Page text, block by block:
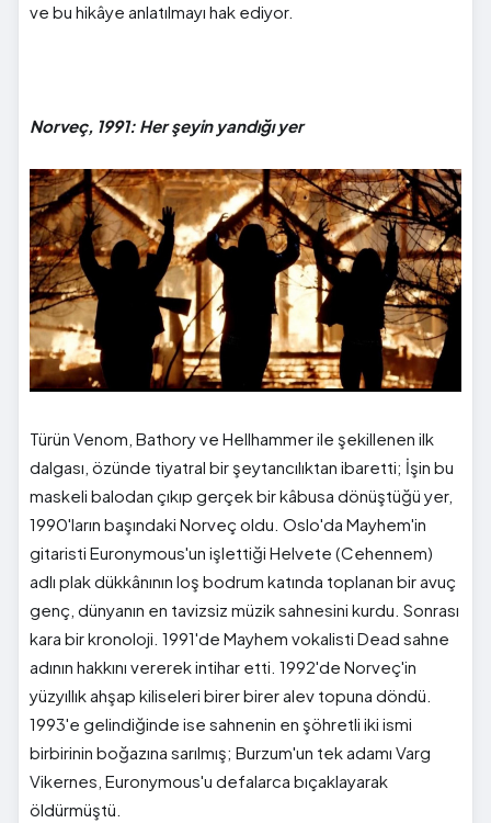
ve bu hikâye anlatılmayı hak ediyor.
Norveç, 1991: Her şeyin yandığı yer
Türün Venom, Bathory ve Hellhammer ile şekillenen ilk
dalgası, özünde tiyatral bir şeytancılıktan ibaretti; İşin bu
maskeli balodan çıkıp gerçek bir kâbusa dönüştüğü yer,
1990'ların başındaki Norveç oldu. Oslo'da Mayhem'in
gitaristi Euronymous'un işlettiği Helvete (Cehennem)
adlı plak dükkânının loş bodrum katında toplanan bir avuç
genç, dünyanın en tavizsiz müzik sahnesini kurdu. Sonrası
kara bir kronoloji. 1991'de Mayhem vokalisti Dead sahne
adının hakkını vererek intihar etti. 1992'de Norveç'in
yüzyıllık ahşap kiliseleri birer birer alev topuna döndü.
1993'e gelindiğinde ise sahnenin en şöhretli iki ismi
birbirinin boğazına sarılmış; Burzum'un tek adamı Varg
Vikernes, Euronymous'u defalarca bıçaklayarak
öldürmüştü.